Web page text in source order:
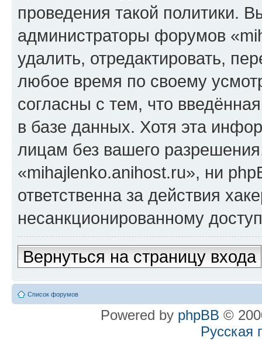
проведения такой политики.
администраторы форумов
удалить, отредактировать,
любое время по своему
согласны с тем, что
в базе данных. Хотя эта
лицам без вашего
«mihajlenko.anihost.ru», ни
ответственна за действия
несанкционированному
Вернуться на страницу входа
Список форумов
Powered by phpBB ©
Русская